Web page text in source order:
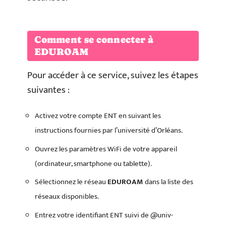
Comment se connecter à
EDUROAM
Pour accéder à ce service, suivez les étapes
suivantes :
Activez votre compte ENT en suivant les
instructions fournies par l’université d’Orléans.
Ouvrez les paramètres WiFi de votre appareil
(ordinateur, smartphone ou tablette).
Sélectionnez le réseau EDUROAMdans la liste des
réseaux disponibles.
Entrez votre identifiant ENT suivi de @univ-